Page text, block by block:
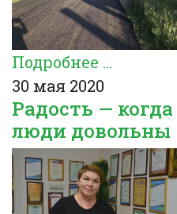
Подробнее ...
30 мая 2020
Радость — когда
люди довольны